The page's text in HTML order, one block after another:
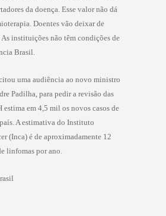
da doença. Esse valor não dá
Doentes vão deixar de
As instituições não têm condições de
Brasil.
uma audiência ao novo ministro
Padilha, para pedir a revisão das
estima em 4,5 mil os novos casos de
A estimativa do Instituto
(Inca) é de aproximadamente 12
linfomas por ano.